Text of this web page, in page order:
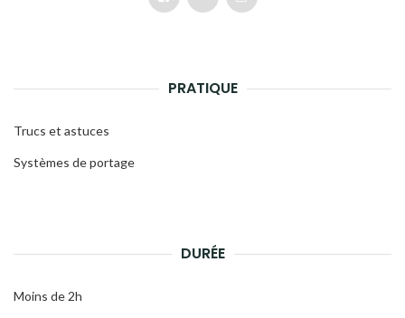
PRATIQUE
Trucs et astuces
Systèmes de portage
DURÉE
Moins de 2h